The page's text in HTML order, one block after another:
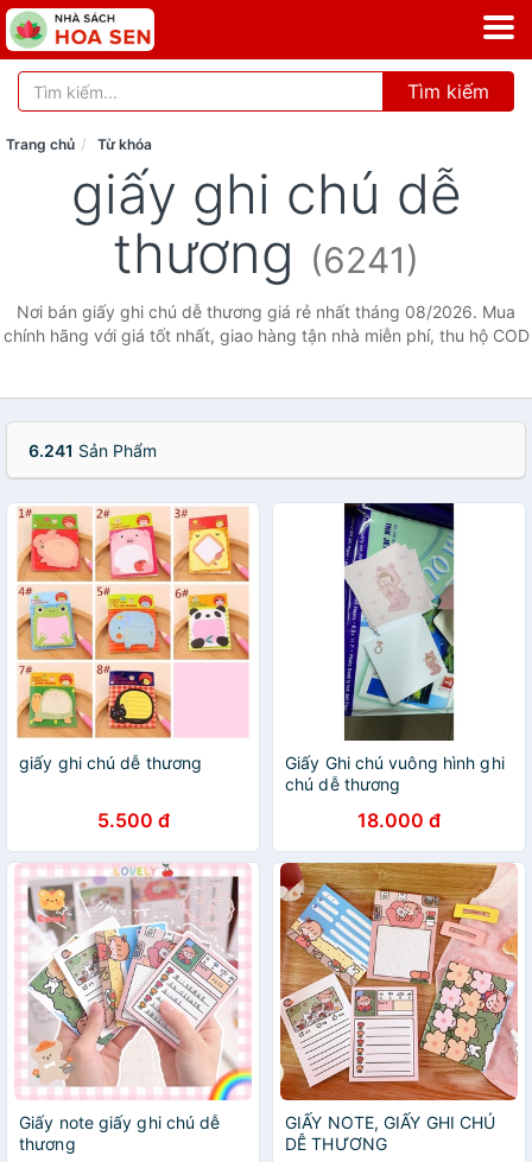
Tìm kiếm
Trang chủ Từ khóa
giấy ghi chú dễ
thương (6241)
Nơi bán giấy ghi chú dễ thương giá rẻ nhất tháng 08/2026. Mua
chính hãng với giá tốt nhất, giao hàng tận nhà miễn phí, thu hộ COD
6.241 Sản Phẩm
giấy ghi chú dễ thương
5.500 đ
Giấy Ghi chú vuông hình ghi
chú dễ thương
18.000 đ
Giấy note giấy ghi chú dễ
thương
GIẤY NOTE, GIẤY GHI CHÚ
DỄ THƯƠNG